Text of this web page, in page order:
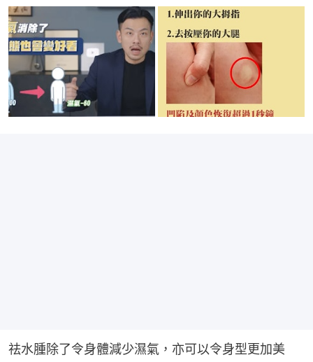
祛水腫除了令身體減少濕氣，亦可以令身型更加美